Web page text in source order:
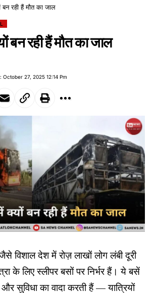
बन रही हैं मौत का जाल
बन रही हैं मौत का जाल
October 27, 2025 12:14 Pm
विशाल देश में रोज़ लाखों लोग लंबी दूरी
के लिए स्लीपर बसों पर निर्भर हैं। ये बसें
सुविधा का वादा करती हैं — यात्रियों